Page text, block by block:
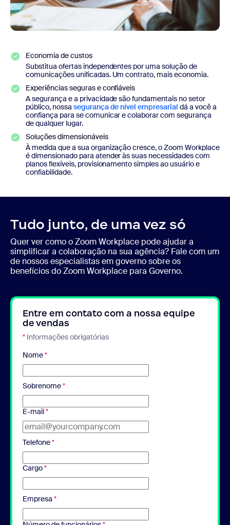
Economia de custos
Substitua ofertas independentes por uma solução de
comunicações unificadas. Um contrato, mais economia.
Experiências seguras e confiáveis
A segurança e a privacidade são fundamentais no setor
público, nossa segurança de nível empresarial dá a você a
confiança para se comunicar e colaborar com segurança
de qualquer lugar.
Soluções dimensionáveis
À medida que a sua organização cresce, o Zoom Workplace
é dimensionado para atender às suas necessidades com
planos flexíveis, provisionamento simples ao usuário e
confiabilidade.
Tudo junto, de uma vez só
Quer ver como o Zoom Workplace pode ajudar a
simplificar a colaboração na sua agência? Fale com um
de nossos especialistas em governo sobre os
benefícios do Zoom Workplace para Governo.
Entre em contato com a nossa equipe
de vendas
* Informações obrigatórias
Nome*
Sobrenome*
E-mail*
Telefone*
Cargo*
Empresa *